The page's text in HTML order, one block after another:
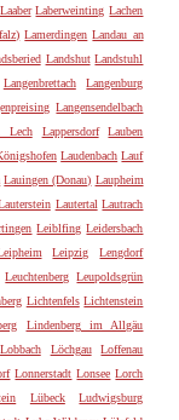
Laaber Laberweinting Lachen
Lamerdingen Landau an
Landshut Landstuhl
Langenbrettach
Langenburg
Langensendelbach
Lech Lappersdorf
Lauben
Laudenbach Lauf
Lauingen (Donau) Laupheim
Lautertal Lautrach
Leiblfing Leidersbach
Leipzig
Lengdorf
Leuchtenberg Leupoldsgrün
Lichtenfels Lichtenstein
Lindenberg im Allgäu
Lobbach Löchgau
Loffenau
Lonnerstadt Lonsee Lorch
Lübeck
Ludwigsburg